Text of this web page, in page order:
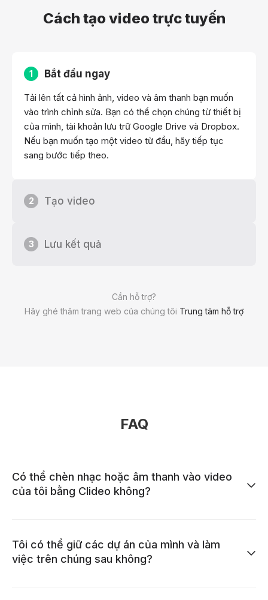
Cách tạo video trực tuyến
Cần hỗ trợ?
Hãy ghé thăm trang web của chúng tôi Trung tâm hỗ trợ
1 Bắt đầu ngay
Tải lên tất cả hình ảnh, video và âm thanh bạn muốn
vào trình chỉnh sửa. Bạn có thể chọn chúng từ thiết bị
của mình, tài khoản lưu trữ Google Drive và Dropbox.
Nếu bạn muốn tạo một video từ đầu, hãy tiếp tục
sang bước tiếp theo.
2 Tạo video
3 Lưu kết quả
FAQ
Có thể chèn nhạc hoặc âm thanh vào video
của tôi bằng Clideo không?
Tôi có thể giữ các dự án của mình và làm
việc trên chúng sau không?